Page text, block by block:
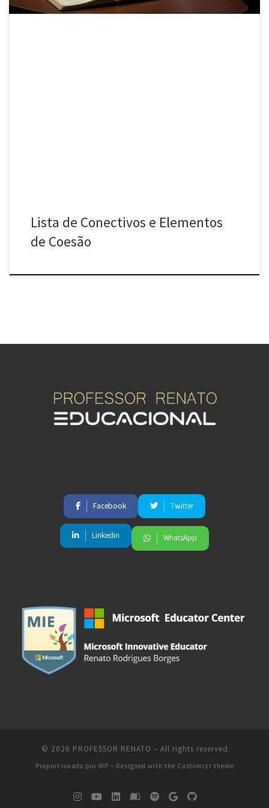
Lista de Conectivos e Elementos
de Coesão
Facebook Twitter
Linkedin WhatsApp
© 2026 PROFESSOR RENATO – All rights reserved
Proporcionado por WP – Designed with the Customizr theme